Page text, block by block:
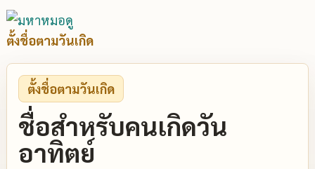
ตั้งชื่อตามวันเกิด
ตั้งชื่อตามวันเกิด
ชื่อสำหรับคนเกิดวัน
อาทิตย์